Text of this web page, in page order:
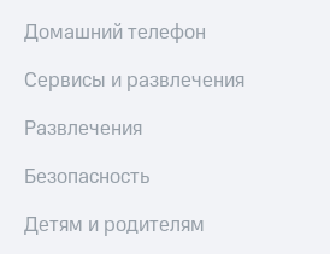
Домашний телефон
Сервисы и развлечения
Развлечения
Безопасность
Детям и родителям